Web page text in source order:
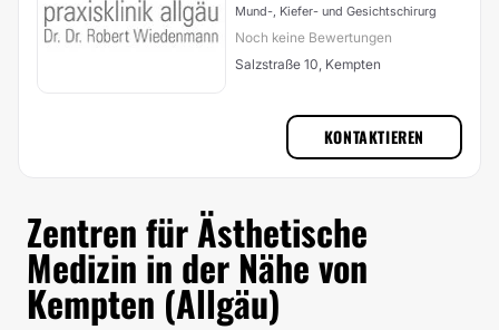
Mund-, Kiefer- und Gesichtschirurg
Noch keine Bewertungen
Salzstraße 10, Kempten
KONTAKTIEREN
Zentren für Ästhetische
Medizin in der Nähe von
Kempten (Allgäu)